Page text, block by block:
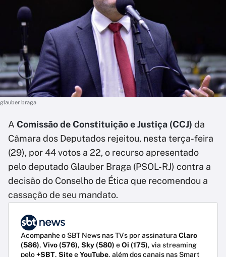
glauber braga
A Comissão de Constituição e Justiça (CCJ) da
Câmara dos Deputados rejeitou, nesta terça-feira
(29), por 44 votos a 22, o recurso apresentado
pelo deputado Glauber Braga (PSOL-RJ) contra a
decisão do Conselho de Ética que recomendou a
cassação de seu mandato.
Acompanhe o SBT News nas TVs por assinatura Claro
(586), Vivo (576), Sky (580) eOi (175), via streaming
pelo+SBT, SiteeYouTube, além dos canais nas Smart